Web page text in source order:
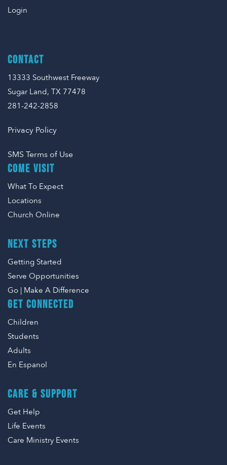
COME VISIT
What To Expect
Locations
Church Online
NEXT STEPS
Getting Started
Serve Opportunities
Go | Make A Difference
GET CONNECTED
Children
Students
Adults
En Espanol
CARE & SUPPORT
Get Help
Life Events
Care Ministry Events
Login
CONTACT
13333 Southwest Freeway
Sugar Land, TX 77478
281-242-2858
Privacy Policy
SMS Terms of Use